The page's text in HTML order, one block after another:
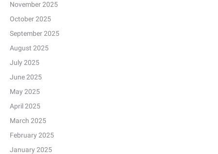
November 2025
October 2025
September 2025
August 2025
July 2025
June 2025
May 2025
April 2025
March 2025
February 2025
January 2025